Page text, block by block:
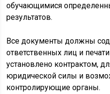
обучающимися
результатов.
Все документы должны
ответственных лиц и
установлено контрактом,
юридической силы и
контролирующие органы.